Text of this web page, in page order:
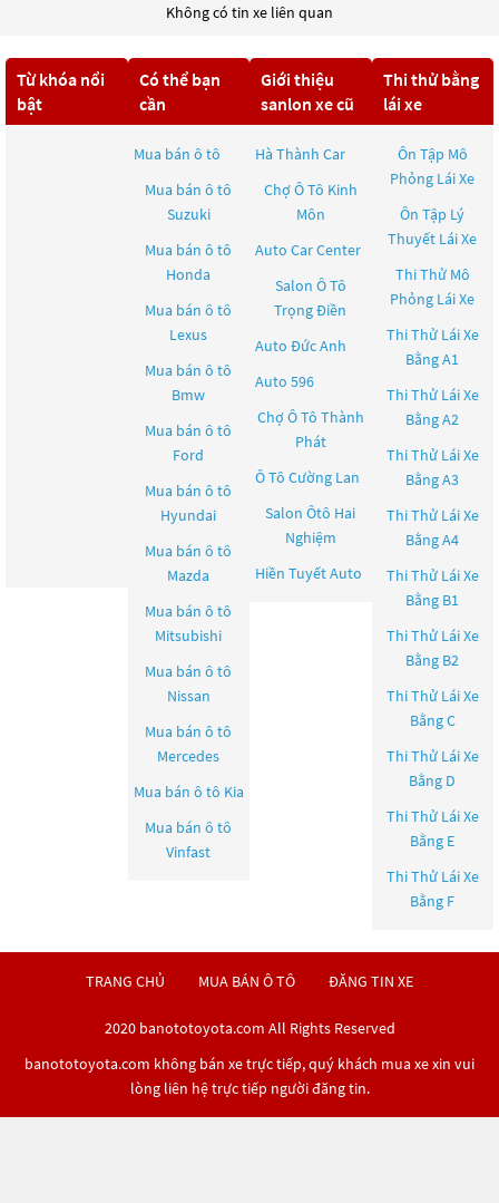
Không có tin xe liên quan
Từ khóa nổi
bật
Có thể bạn
cần
Mua bán ô tô
Mua bán ô tô
Suzuki
Mua bán ô tô
Honda
Mua bán ô tô
Lexus
Mua bán ô tô
Bmw
Mua bán ô tô
Ford
Mua bán ô tô
Hyundai
Mua bán ô tô
Mazda
Mua bán ô tô
Mitsubishi
Mua bán ô tô
Nissan
Mua bán ô tô
Mercedes
Mua bán ô tô Kia
Mua bán ô tô
Vinfast
Giới thiệu
sanlon xe cũ
Hà Thành Car
Chợ Ô Tô Kinh
Môn
Auto Car Center
Salon Ô Tô
Trọng Điền
Auto Đức Anh
Auto 596
Chợ Ô Tô Thành
Phát
Ô Tô Cường Lan
Salon Ôtô Hai
Nghiệm
Hiền Tuyết Auto
Thi thử bằng
lái xe
Ôn Tập Mô
Phỏng Lái Xe
Ôn Tập Lý
Thuyết Lái Xe
Thi Thử Mô
Phỏng Lái Xe
Thi Thử Lái Xe
Bằng A1
Thi Thử Lái Xe
Bằng A2
Thi Thử Lái Xe
Bằng A3
Thi Thử Lái Xe
Bằng A4
Thi Thử Lái Xe
Bằng B1
Thi Thử Lái Xe
Bằng B2
Thi Thử Lái Xe
Bằng C
Thi Thử Lái Xe
Bằng D
Thi Thử Lái Xe
Bằng E
Thi Thử Lái Xe
Bằng F
TRANG CHỦ MUA BÁN Ô TÔ ĐĂNG TIN XE
2020 banototoyota.com All Rights Reserved
banototoyota.com không bán xe trực tiếp, quý khách mua xe xin vui
lòng liên hệ trực tiếp người đăng tin.